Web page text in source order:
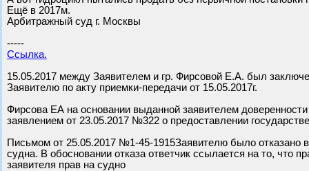
Ещё в 2017м.
Арбитражный суд г. Москвы
-----
Ссылка.
15.05.2017 между Заявителем и гр. Фирсовой Е.А. был
Заявителю по акту приемки-передачи от 15.05.2017г.
Фирсова ЕА на основании выданной заявителем
заявлением от 23.05.2017 №322 о предоставлении
Письмом от 25.05.2017 №1-45-1915Заявителю было отказано в
судна. В обосновании отказа ответчик ссылается на то, что
заявителя прав на судно